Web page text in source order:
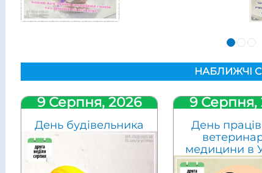
НАБЛИЖЧІ
9 Серпня, 2026
День будівельника
9 Серпня,
День
медицини в